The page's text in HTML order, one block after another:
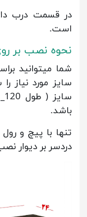
در قسمت درب
است.
نحوه نصب بر
شما میتوانید
باشد.
تنها با پیچ و رول
دردسر بر دیوار